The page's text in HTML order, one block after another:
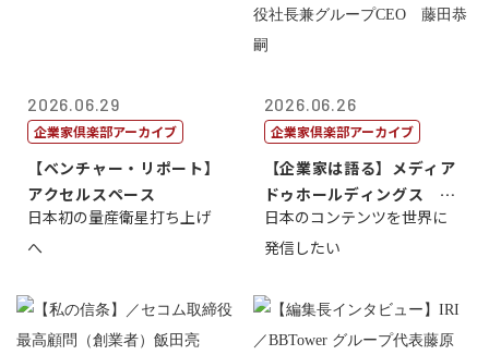
2026.06.29
企業家倶楽部アーカイブ
【ベンチャー・リポート】
アクセルスペース
日本初の量産衛星打ち上げ
へ
2026.06.26
企業家倶楽部アーカイブ
【企業家は語る】メディア
ドゥホールディングス 代
表取締役社長...
日本のコンテンツを世界に
発信したい